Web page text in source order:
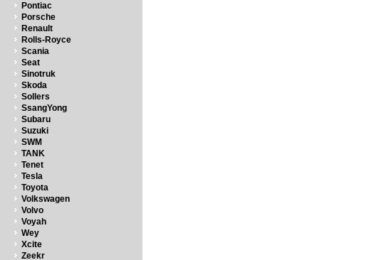
Pontiac
Porsche
Renault
Rolls-Royce
Scania
Seat
Sinotruk
Skoda
Sollers
SsangYong
Subaru
Suzuki
SWM
TANK
Tenet
Tesla
Toyota
Volkswagen
Volvo
Voyah
Wey
Xcite
Zeekr